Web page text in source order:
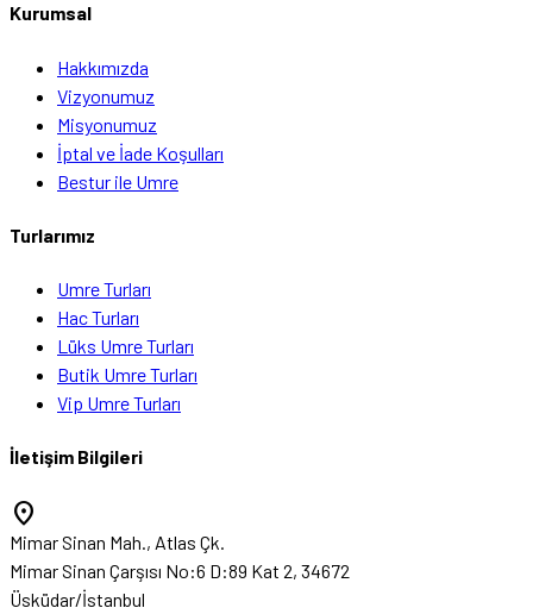
Kurumsal
Hakkımızda
Vizyonumuz
Misyonumuz
İptal ve İade Koşulları
Bestur ile Umre
Turlarımız
Umre Turları
Hac Turları
Lüks Umre Turları
Butik Umre Turları
Vip Umre Turları
İletişim Bilgileri
location_on
Mimar Sinan Mah., Atlas Çk.
Mimar Sinan Çarşısı No:6 D:89 Kat 2, 34672
Üsküdar/İstanbul